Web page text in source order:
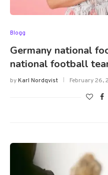
Blogg
Germany national
national football
byKarl Nordqvist February 26,